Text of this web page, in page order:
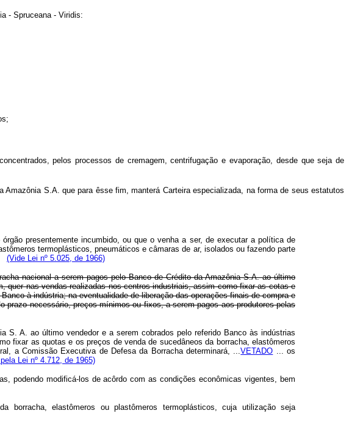
- Spruceana - Viridis:
pelos processos de cremagem, centrifugação e evaporação, desde que seja de
S.A. que para êsse fim, manterá Carteira especializada, na forma de seus estatutos
presentemente incumbido, ou que o venha a ser, de executar a política de
termoplásticos, pneumáticos e câmaras de ar, isolados ou fazendo parte
(Vide Lei nº 5.025, de 1966)
nacional a serem pagos pelo Banco de Crédito da Amazônia S.A. ao último
quer nas vendas realizadas nos centros industriais, assim como fixar as cotas e
à indústria; na eventualidade de liberação das operações finais de compra e
prazo necessário, preços mínimos ou fixos, a serem pagos aos produtores pelas
S. A. ao último vendedor e a serem cobrados pelo referido Banco às indústrias
fixar as quotas e os preços de venda de sucedâneos da borracha, elastômeros
a Comissão Executiva de Defesa da Borracha determinará, ...VETADO ... os
Lei nº 4.712, de 1965)
podendo modificá-los de acôrdo com as condições econômicas vigentes, bem
borracha, elastômeros ou plastômeros termoplásticos, cuja utilização seja